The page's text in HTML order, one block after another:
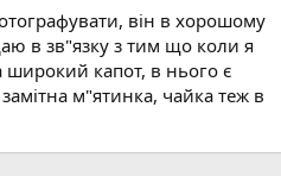
він в хорошому
в зв"язку з тим що коли я
широкий капот, в нього є
м"ятинка, чайка теж в